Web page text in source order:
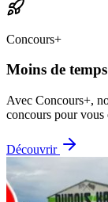
Concours+
Moins de
Avec Concours+,
concours pour
Découvrir